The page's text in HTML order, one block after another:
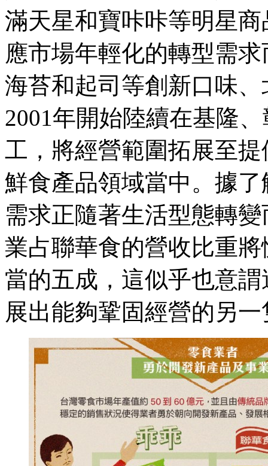
滿天星和寶咔咔等明星
應市場年輕化的轉型需
海苔和起司等創新口味
2001年開始陸續在基隆
工，將經營範圍拓展至
鮮食產品領域當中。據
需求正隨著生活型態轉
業占聯華食的營收比重
當的五成，這似乎也意
展出能夠鞏固經營的另